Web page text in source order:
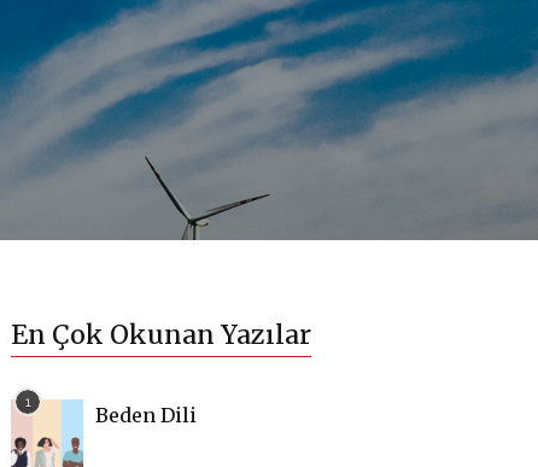
En Çok Okunan Yazılar
Beden Dili